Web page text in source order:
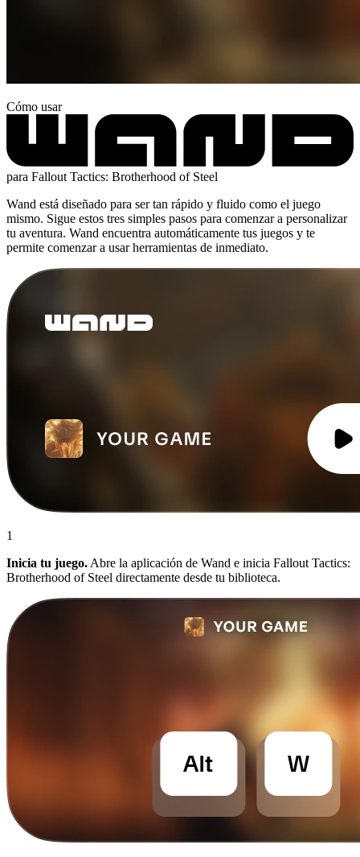
Cómo usar
para Fallout Tactics: Brotherhood of Steel
Wand está diseñado para ser tan rápido y fluido como el juego
mismo. Sigue estos tres simples pasos para comenzar a personalizar
tu aventura. Wand encuentra automáticamente tus juegos y te
permite comenzar a usar herramientas de inmediato.
1
Inicia tu juego. Abre la aplicación de Wand e inicia Fallout Tactics:
Brotherhood of Steel directamente desde tu biblioteca.